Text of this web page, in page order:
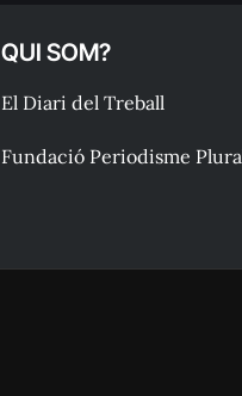
QUI SOM?
El Diari del Treball
Fundació Periodisme